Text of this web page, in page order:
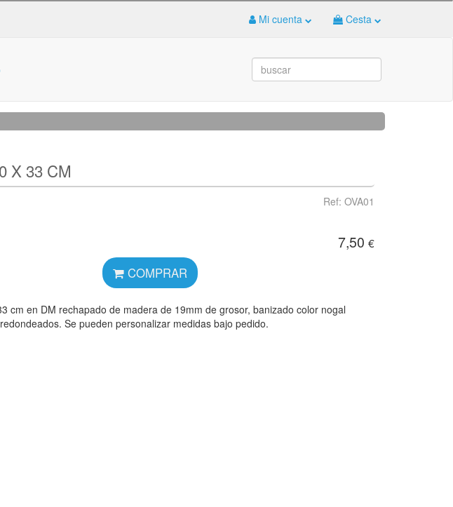
Mi cuenta Cesta
X 33 CM
Ref: OVA01
7,50 €
COMPRAR
cm en DM rechapado de madera de 19mm de grosor, banizado color nogal
Se pueden personalizar medidas bajo pedido.